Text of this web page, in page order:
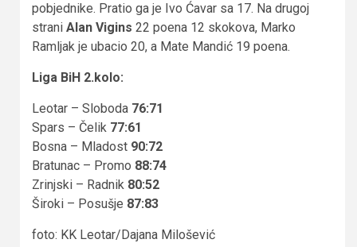
pobjednike. Pratio ga je Ivo Ćavar sa 17. Na drugoj
strani Alan Vigins 22 poena 12 skokova, Marko
Ramljak je ubacio 20, a Mate Mandić 19 poena.
Liga BiH 2.kolo:
Leotar – Sloboda 76:71
Spars – Čelik 77:61
Bosna – Mladost 90:72
Bratunac – Promo 88:74
Zrinjski – Radnik 80:52
Široki – Posušje 87:83
foto: KK Leotar/Dajana Milošević